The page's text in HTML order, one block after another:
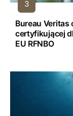
Bureau
certyfikującej
EU RFNBO